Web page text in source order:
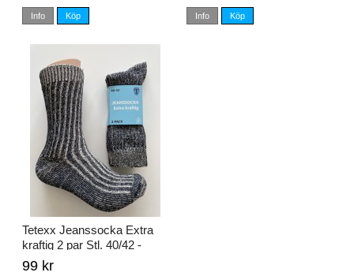
Info Köp Info Köp
Tetexx Jeanssocka Extra
kraftig 2 par Stl. 40/42 -
46/48
99 kr